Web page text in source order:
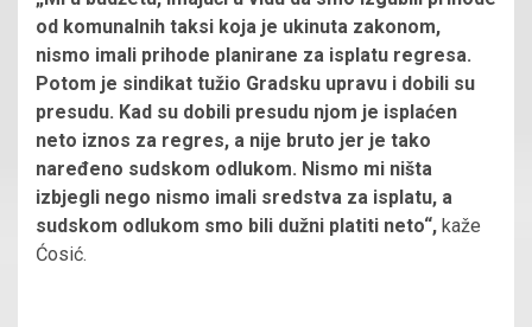
od komunalnih taksi koja je ukinuta zakonom,
nismo imali prihode planirane za isplatu regresa.
Potom je sindikat tužio Gradsku upravu i dobili su
presudu. Kad su dobili presudu njom je isplaćen
neto iznos za regres, a nije bruto jer je tako
naređeno sudskom odlukom. Nismo mi ništa
izbjegli nego nismo imali sredstva za isplatu, a
sudskom odlukom smo bili dužni platiti neto“, kaže
Ćosić.